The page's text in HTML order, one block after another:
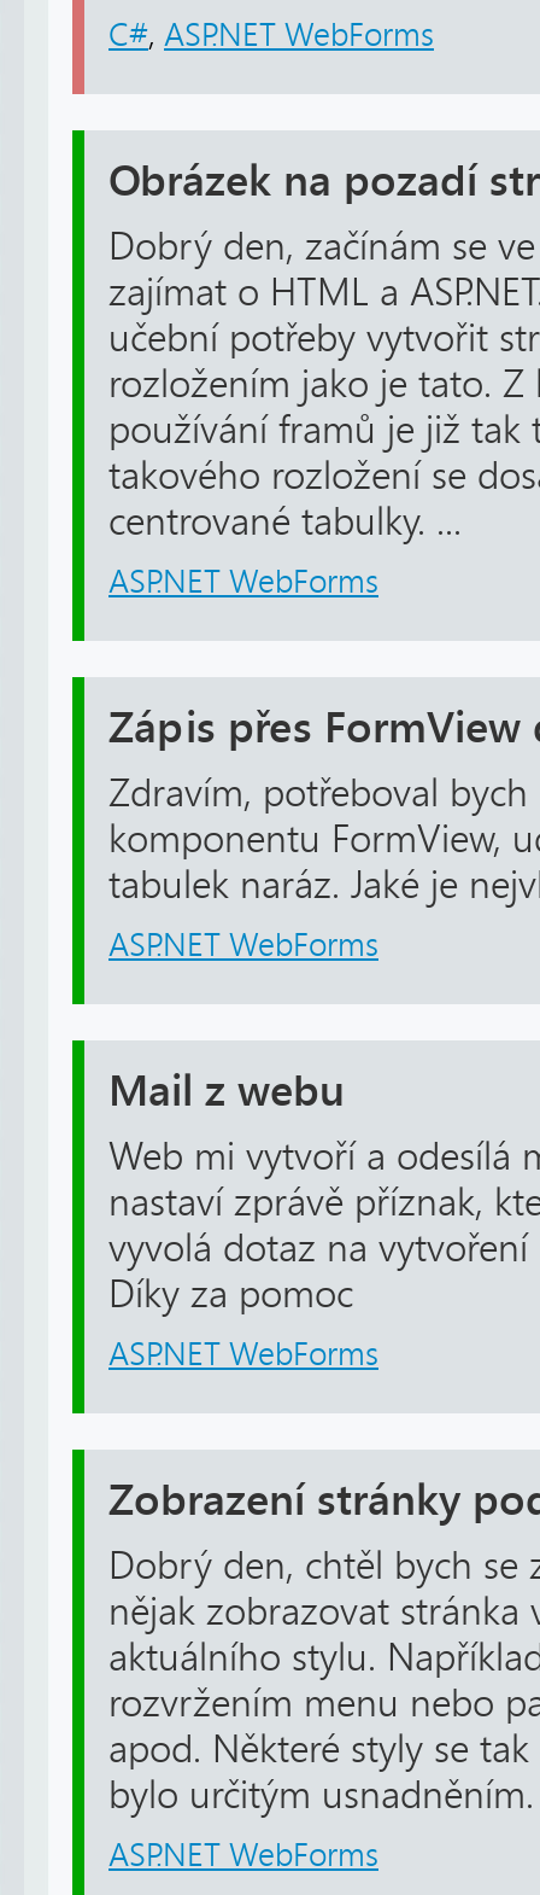
C#, ASP.NET WebForms
Obrázek na pozadí
Dobrý den, začínám se
zajímat o HTML a
učební potřeby vytvořit
rozložením jako je tato. Z
používání framů je již tak
takového rozložení se
centrované tabulky. ...
ASP.NET WebForms
Zápis přes
Zdravím, potřeboval bych
komponentu FormView,
tabulek naráz. Jaké je
ASP.NET WebForms
Mail z webu
Web mi vytvoří a odesílá
nastaví zprávě příznak,
vyvolá dotaz na
Díky za pomoc
ASP.NET WebForms
Zobrazení stránky
Dobrý den, chtěl bych se
nějak zobrazovat stránka
aktuálního stylu.
rozvržením menu nebo
apod. Některé styly se
bylo určitým
ASP.NET WebForms